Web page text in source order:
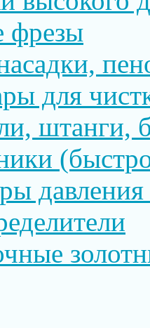
фрезы
для
штанги,